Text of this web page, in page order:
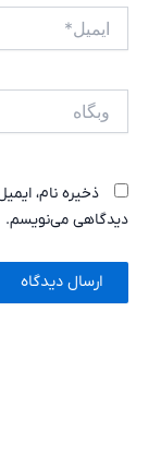
ذخیره نام،
دیدگاهی می‌نویسم.